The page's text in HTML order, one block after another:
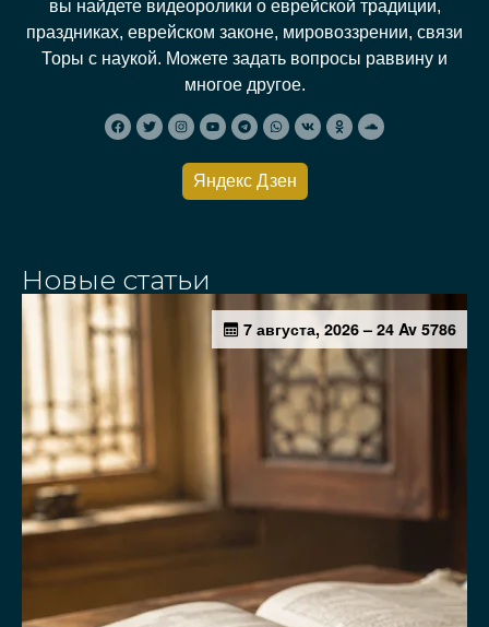
вы найдете видеоролики о еврейской традиции,
праздниках, еврейском законе, мировоззрении, связи
Торы с наукой. Можете задать вопросы раввину и
многое другое.
Яндекс Дзен
Новые статьи